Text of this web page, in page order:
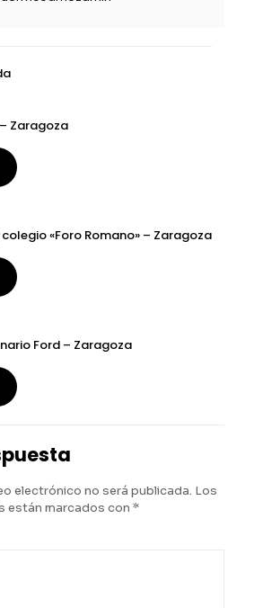
Zaragoza
«Foro Romano» – Zaragoza
Ford – Zaragoza
electrónico no será publicada. Los
están marcados con *